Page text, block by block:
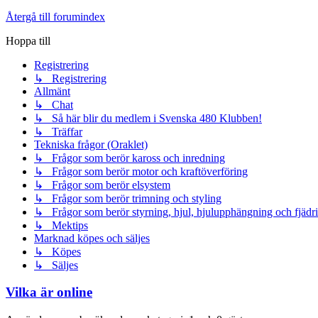
Återgå till forumindex
Hoppa till
Registrering
↳ Registrering
Allmänt
↳ Chat
↳ Så här blir du medlem i Svenska 480 Klubben!
↳ Träffar
Tekniska frågor (Oraklet)
↳ Frågor som berör kaross och inredning
↳ Frågor som berör motor och kraftöverföring
↳ Frågor som berör elsystem
↳ Frågor som berör trimning och styling
↳ Frågor som berör styrning, hjul, hjulupphängning och
↳ Mektips
Marknad köpes och säljes
↳ Köpes
↳ Säljes
Vilka är online